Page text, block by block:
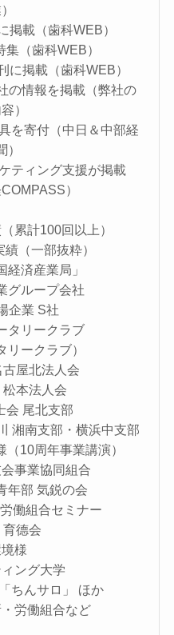
掲載（歯科WEB）
（歯科WEB）
に掲載（歯科WEB）
の情報を掲載（弊社の
）
を寄付（中日＆中部経
）
ティング支援が掲載
）
累計100回以上）
（一部抜粋）
済産業局」
グループ会社
企業 S社
タリークラブ
リークラブ）
屋北法人会
本法人会
会 尾北支部
湘南支部・横浜中支部
10周年事業講演）
事業協同組合
年部 気鋭の会
働組合セミナー
育德会
様
ング大学
ちんサロ」 ほか
労働組合など